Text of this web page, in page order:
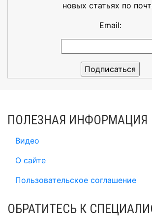
новых статьях по
Email:
ПОЛЕЗНАЯ ИНФОРМАЦИЯ
Видео
О сайте
Пользовательское соглашение
ОБРАТИТЕСЬ К